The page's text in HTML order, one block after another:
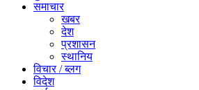
समाचार
खबर
देश
प्रशासन
स्थानिय
विचार / ब्लग
विदेश